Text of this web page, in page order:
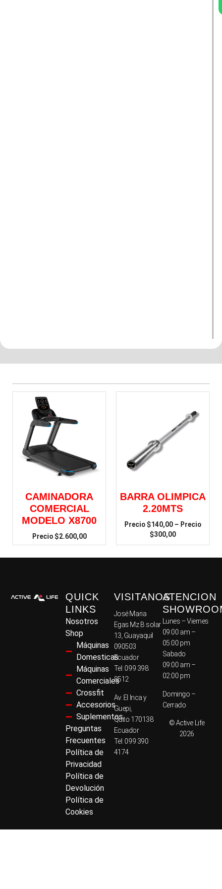
CAMINADORA
COMERCIAL
MODELO X8700
$2.600,00
BARRA OLIMPICA
2.20MTS
$140,00 –
$300,00
QUICK
LINKS
Nosotros
Shop
Máquinas
Domesticas
Máquinas
Comerciales
Crossfit
Accesorios
Suplementos
Preguntas
Frecuentes
Política de
Privacidad
Política de
Devolución
Política de
Cookies
VISITANOS
José Maria
Egas Mz B solar
13, Guayaquil
090503
Ecuador
Tel: 099 398
8512
Av. El Inca y
Guepi,
Quito 170138
Ecuador
Tel: 099 390
4174
ATENCION
Lunes – Viernes
09:00 am –
05:00 pm
Sabado
09:00 am –
02:00 pm
Domingo –
Cerrado
© Active Life
2026